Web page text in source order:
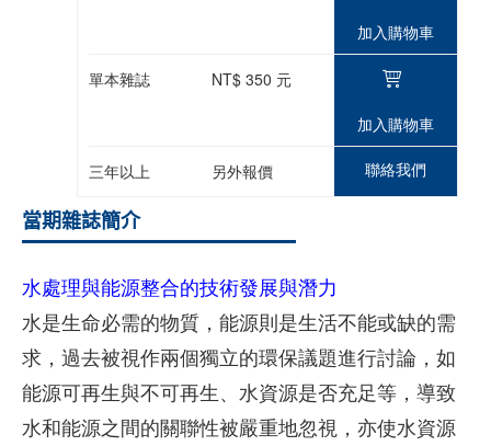
加入購物車
單本雜誌 NT$ 350 元
加入購物車
三年以上 另外報價 聯絡我們
當期雜誌簡介
水處理與能源整合的技術發展與潛力
水是生命必需的物質，能源則是生活不能或缺的需
求，過去被視作兩個獨立的環保議題進行討論，如
能源可再生與不可再生、水資源是否充足等，導致
水和能源之間的關聯性被嚴重地忽視，亦使水資源